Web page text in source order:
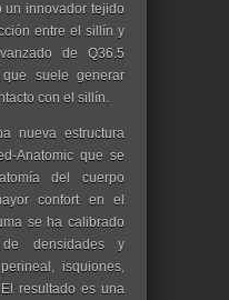
un innovador tejido
entre el sillín y
de Q36.5
suele generar
con el sillín.
nueva estructura
Anatomic que se
del cuerpo
confort en el
se ha calibrado
densidades y
isquiones,
resultado es una